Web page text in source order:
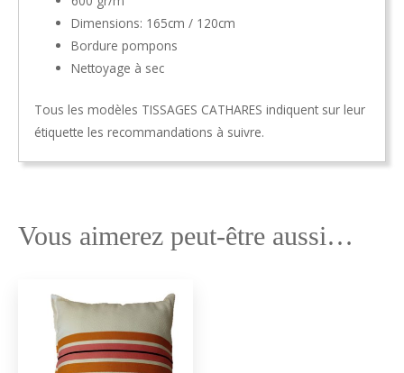
Dimensions: 165cm / 120cm
Bordure pompons
Nettoyage à sec
Tous les modèles TISSAGES CATHARES indiquent sur leur
étiquette les recommandations à suivre.
Vous aimerez peut-être aussi…